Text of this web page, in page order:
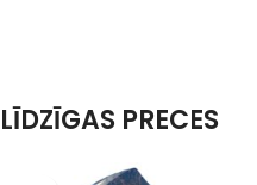
LĪDZĪGAS PRECES